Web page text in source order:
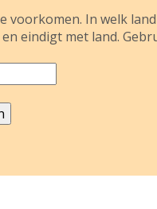
voorkomen. In welk
eindigt met land.